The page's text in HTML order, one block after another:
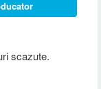
scazute.